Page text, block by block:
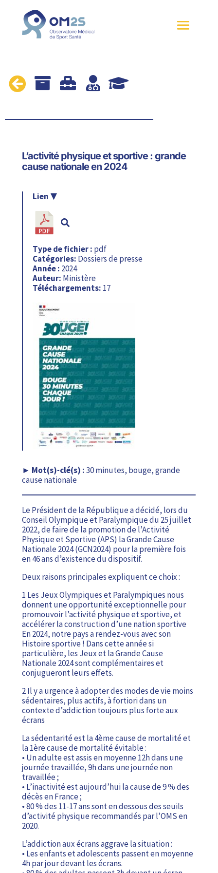
    
L’activité physique et sportive : grande
cause nationale en 2024
30 minutes, bouge, grande
cause nationale
Le Président de la République a décidé, lors du
Conseil Olympique et Paralympique du 25 juillet
2022, de faire de la promotion de l’Activité
Physique et Sportive (APS) la Grande Cause
Nationale 2024 (GCN2024) pour la première fois
en 46 ans d’existence du dispositif.
Deux raisons principales expliquent ce choix :
1 Les Jeux Olympiques et Paralympiques nous
donnent une opportunité exceptionnelle pour
promouvoir l’activité physique et sportive, et
accélérer la construction d’une nation sportive
En 2024, notre pays a rendez-vous avec son
Histoire sportive ! Dans cette année si
particulière, les Jeux et la Grande Cause
Nationale 2024 sont complémentaires et
conjugueront leurs effets.
2 Il y a urgence à adopter des modes de vie moins
sédentaires, plus actifs, à fortiori dans un
contexte d’addiction toujours plus forte aux
écrans
La sédentarité est la 4ème cause de mortalité et
la 1ère cause de mortalité évitable :
• Un adulte est assis en moyenne 12h dans une
journée travaillée, 9h dans une journée non
travaillée ;
• L’inactivité est aujourd’hui la cause de 9 % des
décès en France ;
• 80 % des 11-17 ans sont en dessous des seuils
d’activité physique recommandés par l’OMS en
2020.
L’addiction aux écrans aggrave la situation :
• Les enfants et adolescents passent en moyenne
4h par jour devant les écrans.
Type de fichier : pdf
Catégories: Dossiers de presse
Année : 2024
Auteur: Ministère
Téléchargements: 17